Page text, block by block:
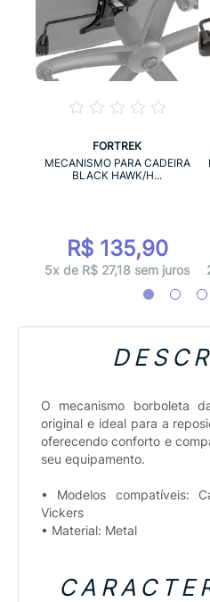
FORTREK
MECANISMO PARA CADEIRA
BLACK HAWK/H...
R$ 135,90
5x de R$ 27,18 sem juros
O mecanismo borboleta
original e ideal para a
oferecendo conforto e
seu equipamento.
• Modelos compatíveis:
Vickers
• Material: Metal